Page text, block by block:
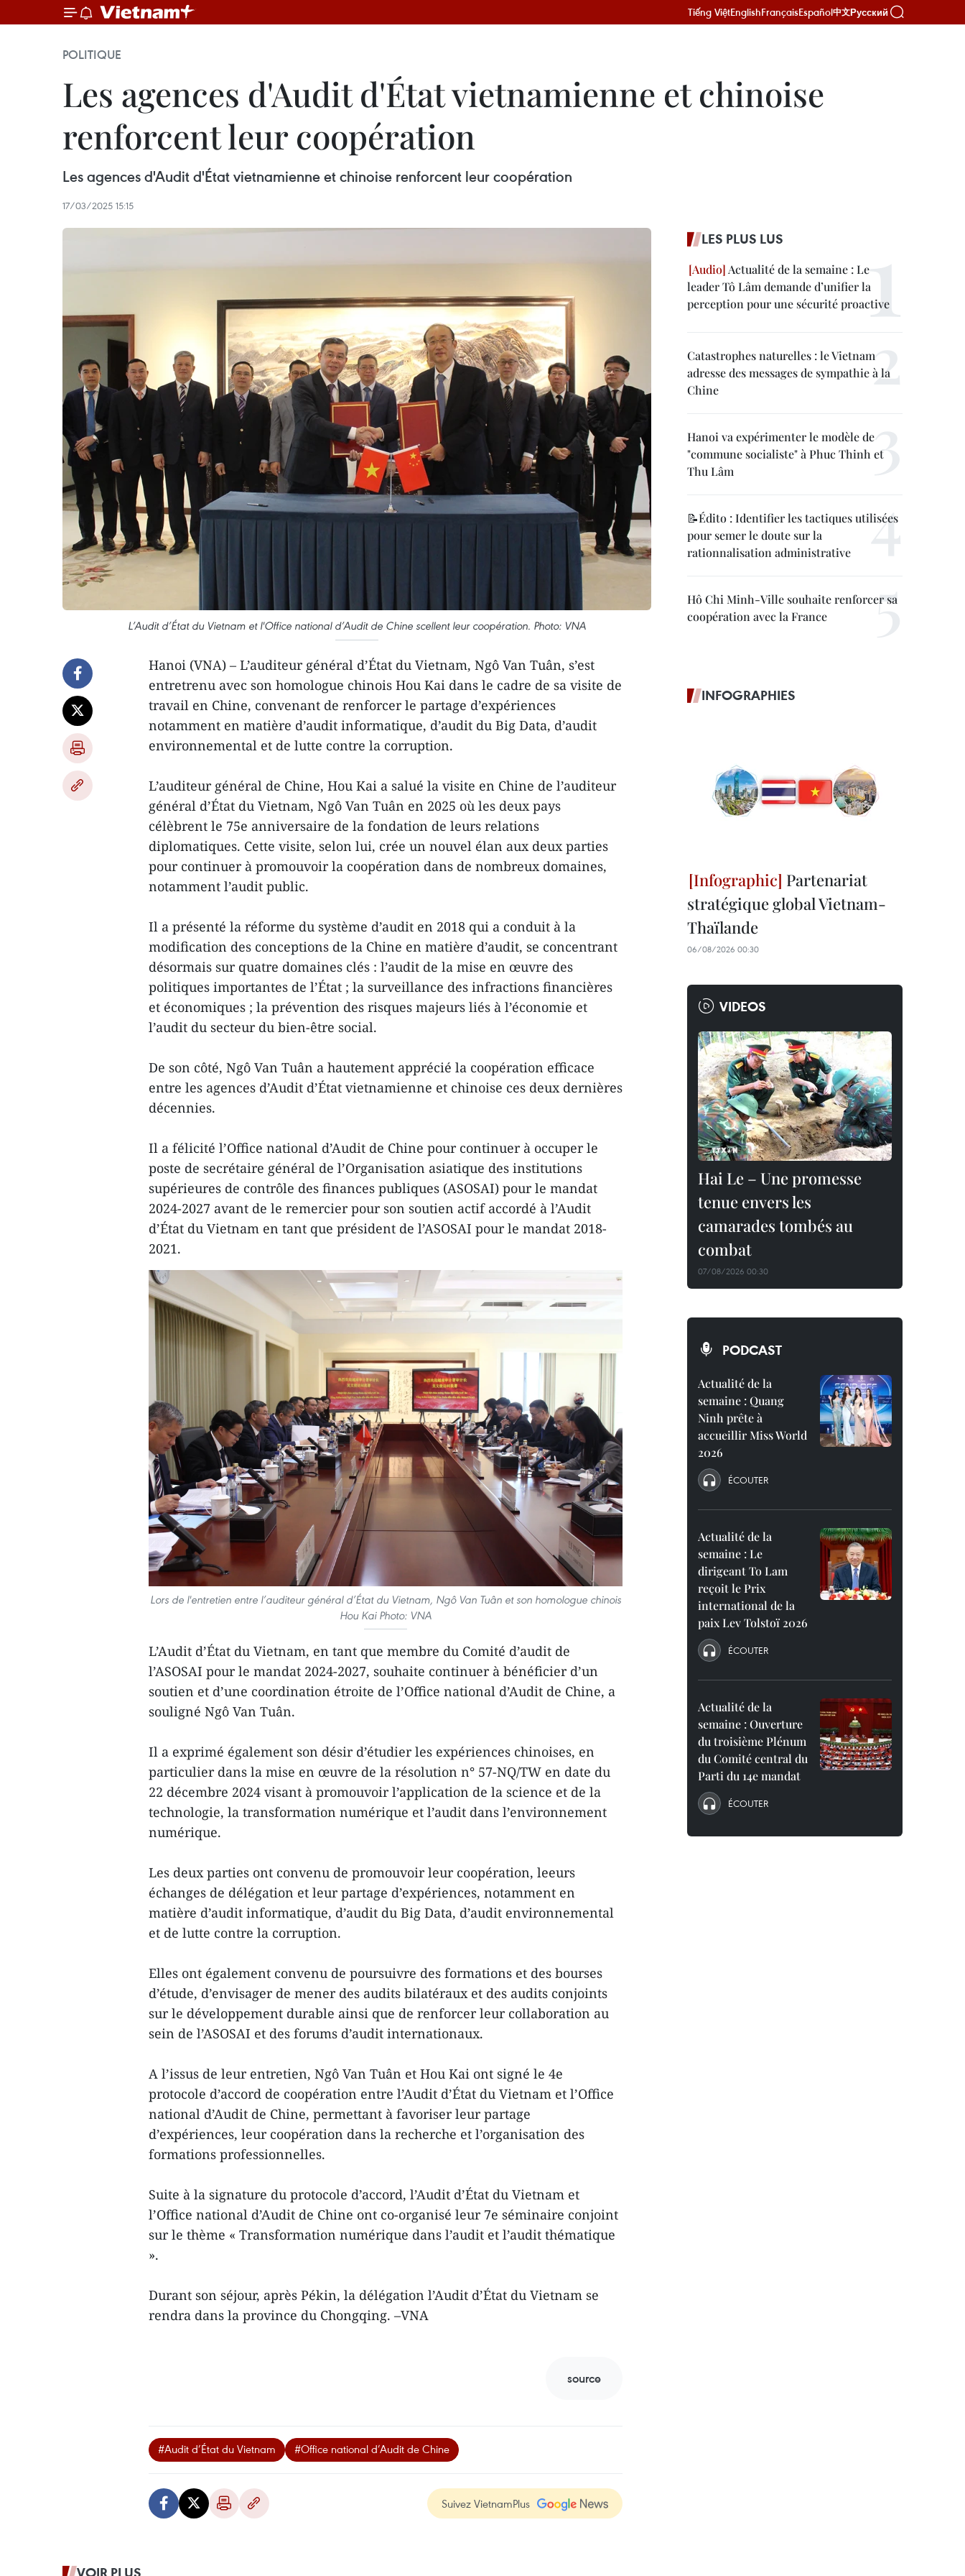
Tiếng ViệtEnglishFrançaisEspañol中文Русский
POLITIQUE
Les agences d'Audit d'État vietnamienne et chinoise
renforcent leur coopération
Les agences d'Audit d'État vietnamienne et chinoise renforcent leur coopération
17/03/2025 15:15
L’Audit d’État du Vietnam et l'Office national d’Audit de Chine scellent leur coopération. Photo: VNA
Hanoi (VNA) – L’auditeur général d’État du Vietnam, Ngô Van Tuân, s’est
entretrenu avec son homologue chinois Hou Kai dans le cadre de sa visite de
travail en Chine, convenant de renforcer le partage d’expériences
notamment en matière d’audit informatique, d’audit du Big Data, d’audit
environnemental et de lutte contre la corruption.
L’auditeur général de Chine, Hou Kai a salué la visite en Chine de l’auditeur
général d’État du Vietnam, Ngô Van Tuân en 2025 où les deux pays
célèbrent le 75e anniversaire de la fondation de leurs relations
diplomatiques. Cette visite, selon lui, crée un nouvel élan aux deux parties
pour continuer à promouvoir la coopération dans de nombreux domaines,
notamment l’audit public.
Il a présenté la réforme du système d’audit en 2018 qui a conduit à la
modification des conceptions de la Chine en matière d’audit, se concentrant
désormais sur quatre domaines clés : l’audit de la mise en œuvre des
politiques importantes de l’État ; la surveillance des infractions financières
et économiques ; la prévention des risques majeurs liés à l’économie et
l’audit du secteur du bien-être social.
De son côté, Ngô Van Tuân a hautement apprécié la coopération efficace
entre les agences d’Audit d’État vietnamienne et chinoise ces deux dernières
décennies.
Il a félicité l’Office national d’Audit de Chine pour continuer à occuper le
poste de secrétaire général de l’Organisation asiatique des institutions
supérieures de contrôle des finances publiques (ASOSAI) pour le mandat
2024-2027 avant de le remercier pour son soutien actif accordé à l’Audit
d’État du Vietnam en tant que président de l’ASOSAI pour le mandat 2018-
2021.
Lors de l'entretien entre l’auditeur général d’État du Vietnam, Ngô Van Tuân et son homologue chinois
Hou Kai Photo: VNA
L’Audit d’État du Vietnam, en tant que membre du Comité d’audit de
l’ASOSAI pour le mandat 2024-2027, souhaite continuer à bénéficier d’un
soutien et d’une coordination étroite de l’Office national d’Audit de Chine, a
souligné Ngô Van Tuân.
Il a exprimé également son désir d’étudier les expériences chinoises, en
particulier dans la mise en œuvre de la résolution n° 57-NQ/TW en date du
22 décembre 2024 visant à promouvoir l’application de la science et de la
technologie, la transformation numérique et l’audit dans l’environnement
numérique.
Les deux parties ont convenu de promouvoir leur coopération, leeurs
échanges de délégation et leur partage d’expériences, notamment en
matière d’audit informatique, d’audit du Big Data, d’audit environnemental
et de lutte contre la corruption.
Elles ont également convenu de poursuivre des formations et des bourses
d’étude, d’envisager de mener des audits bilatéraux et des audits conjoints
sur le développement durable ainsi que de renforcer leur collaboration au
sein de l’ASOSAI et des forums d’audit internationaux.
A l’issus de leur entretien, Ngô Van Tuân et Hou Kai ont signé le 4e
protocole d’accord de coopération entre l’Audit d’État du Vietnam et l’Office
national d’Audit de Chine, permettant à favoriser leur partage
d’expériences, leur coopération dans la recherche et l’organisation des
formations professionnelles.
Suite à la signature du protocole d’accord, l’Audit d’État du Vietnam et
l’Office national d’Audit de Chine ont co-organisé leur 7e séminaire conjoint
sur le thème « Transformation numérique dans l’audit et l’audit thématique
».
Durant son séjour, après Pékin, la délégation l’Audit d’État du Vietnam se
rendra dans la province du Chongqing. –VNA
source
#Audit d’État du Vietnam #Office national d’Audit de Chine
Suivez VietnamPlus
LES PLUS LUS
Actualité de la semaine : Le
leader Tô Lâm demande d’unifier la
perception pour une sécurité proactive
Catastrophes naturelles : le Vietnam
adresse des messages de sympathie à la
Chine
Hanoi va expérimenter le modèle de
"commune socialiste" à Phuc Thinh et
Thu Lâm
📝Édito : Identifier les tactiques utilisées
pour semer le doute sur la
rationnalisation administrative
Hô Chi Minh-Ville souhaite renforcer sa
coopération avec la France
INFOGRAPHIES
Partenariat
stratégique global Vietnam-
Thaïlande
06/08/2026 00:30
VIDEOS
Hai Le – Une promesse
tenue envers les
camarades tombés au
combat
07/08/2026 00:30
PODCAST
Actualité de la
semaine : Quang
Ninh prête à
accueillir Miss World
2026
ÉCOUTER
Actualité de la
semaine : Le
dirigeant To Lam
reçoit le Prix
international de la
paix Lev Tolstoï 2026
ÉCOUTER
Actualité de la
semaine : Ouverture
du troisième Plénum
du Comité central du
Parti du 14e mandat
ÉCOUTER